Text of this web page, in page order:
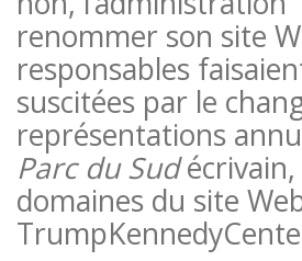
renommer son site
responsables
suscitées par le
représentations
Parc du Sudécrivain,
domaines du site